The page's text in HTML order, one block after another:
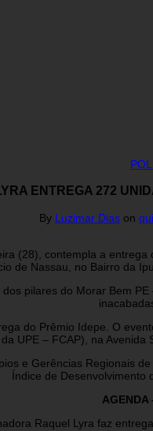
ENTREGA 272
By Luzimar Dias on
(28), contempla a
de Nassau, no Bairro da
pilares do Morar Bem
do Prêmio Idepe. O
UPE – FCAP), na
e Gerências Regionais
Índice de Desenvolvimento
AGENDA
Raquel Lyra faz